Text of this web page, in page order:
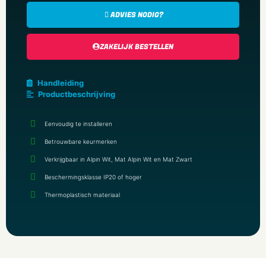
ADVIES NODIG?
ZAKELIJK BESTELLEN
Handleiding
Productbeschrijving
Eenvoudig te installeren
Betrouwbare keurmerken
Verkrijgbaar in Alpin Wit, Mat Alpin Wit en Mat Zwart
Beschermingsklasse IP20 of hoger
Thermoplastisch materiaal